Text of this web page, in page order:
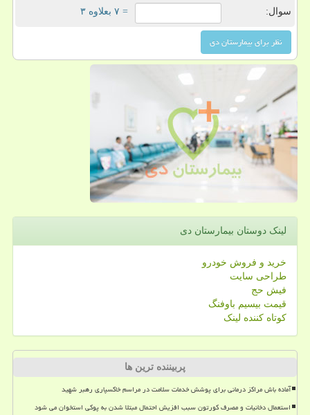
سوال: = ۷ بعلاوه ۳
لینک دوستان بیمارستان دی
خرید و فروش خودرو
طراحی سایت
فیش حج
قیمت بیسیم باوفنگ
کوتاه کننده لینک
پربیننده ترین ها
آماده باش مراکز درمانی برای پوشش خدمات سلامت در مراسم خاکسپاری رهبر شهید
استعمال دخانیات و مصرف کورتون سبب افزیش احتمال مبتلا شدن به پوکی استخوان می شود